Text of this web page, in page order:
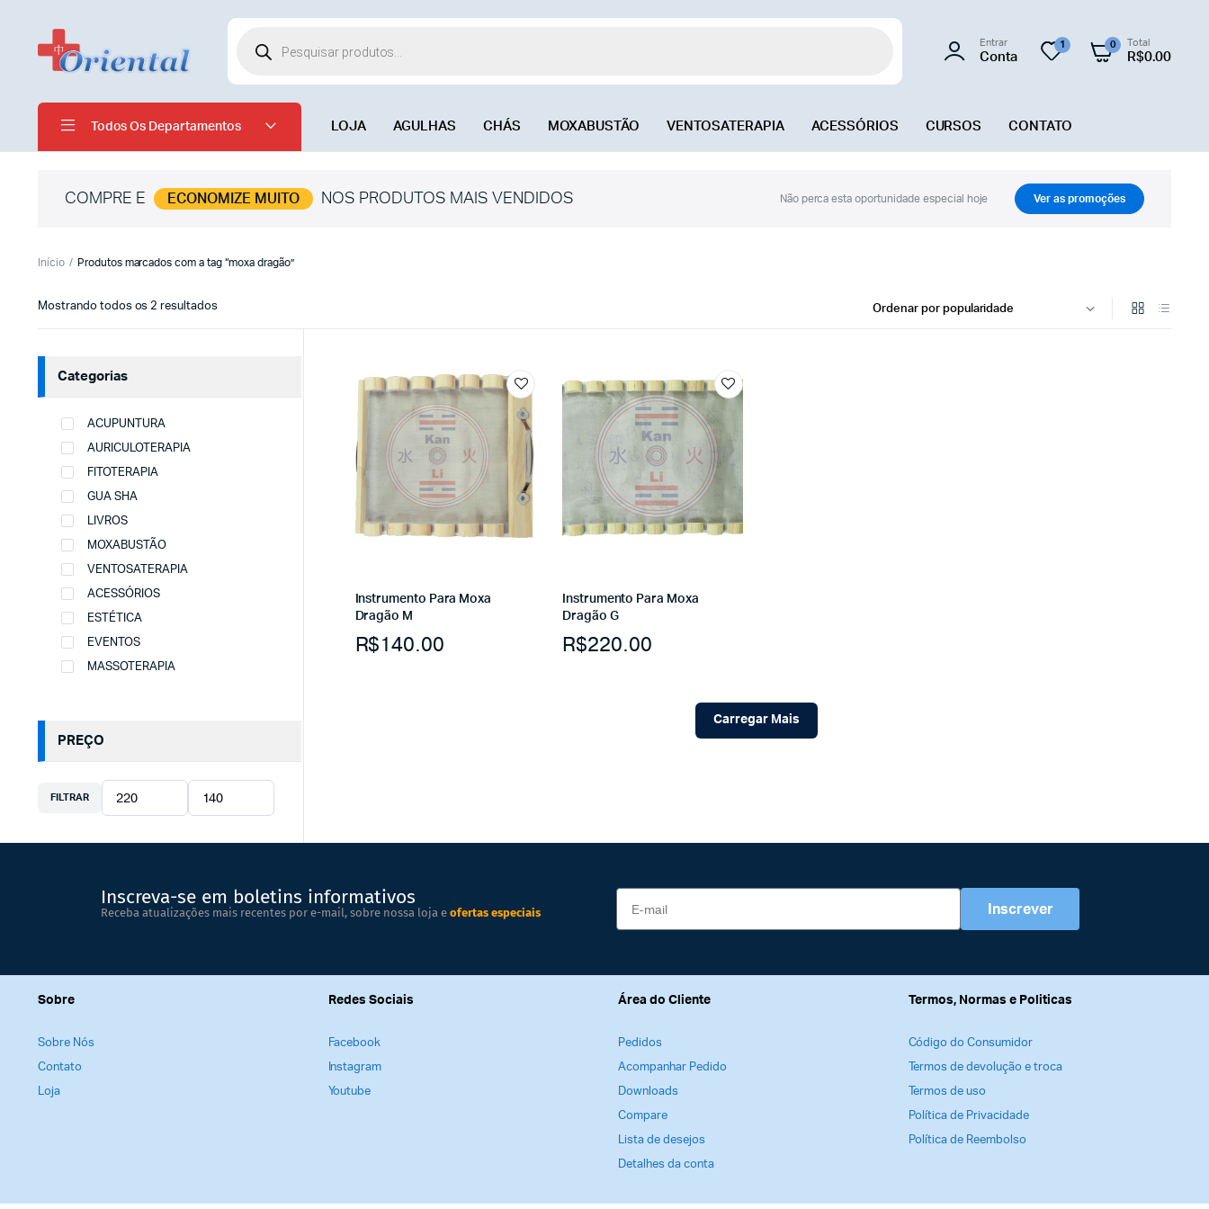
Entrar
Conta
1 0 Total
R$0.00
Todos Os Departamentos LOJA AGULHAS CHÁS MOXABUSTÃO VENTOSATERAPIA ACESSÓRIOS CURSOS CONTATO
COMPRE E ECONOMIZE MUITO NOS PRODUTOS MAIS VENDIDOS Não perca esta oportunidade especial hoje Ver as promoções
Início Produtos marcados com a tag “moxa dragão”
Mostrando todos os 2 resultados
Instrumento Para Moxa
Dragão M
R$140.00
Instrumento Para Moxa
Dragão G
R$220.00
Carregar Mais
Categorias
ACUPUNTURA
AURICULOTERAPIA
FITOTERAPIA
GUA SHA
LIVROS
MOXABUSTÃO
VENTOSATERAPIA
ACESSÓRIOS
ESTÉTICA
EVENTOS
MASSOTERAPIA
PREÇO
FILTRAR
Inscreva-se em boletins informativos
Receba atualizações mais recentes por e-mail, sobre nossa loja e ofertas especiais Inscrever
Sobre
Sobre Nós
Contato
Loja
Redes Sociais
Facebook
Instagram
Youtube
Área do Cliente
Pedidos
Acompanhar Pedido
Downloads
Compare
Lista de desejos
Detalhes da conta
Termos, Normas e Politicas
Código do Consumidor
Termos de devolução e troca
Termos de uso
Política de Privacidade
Política de Reembolso